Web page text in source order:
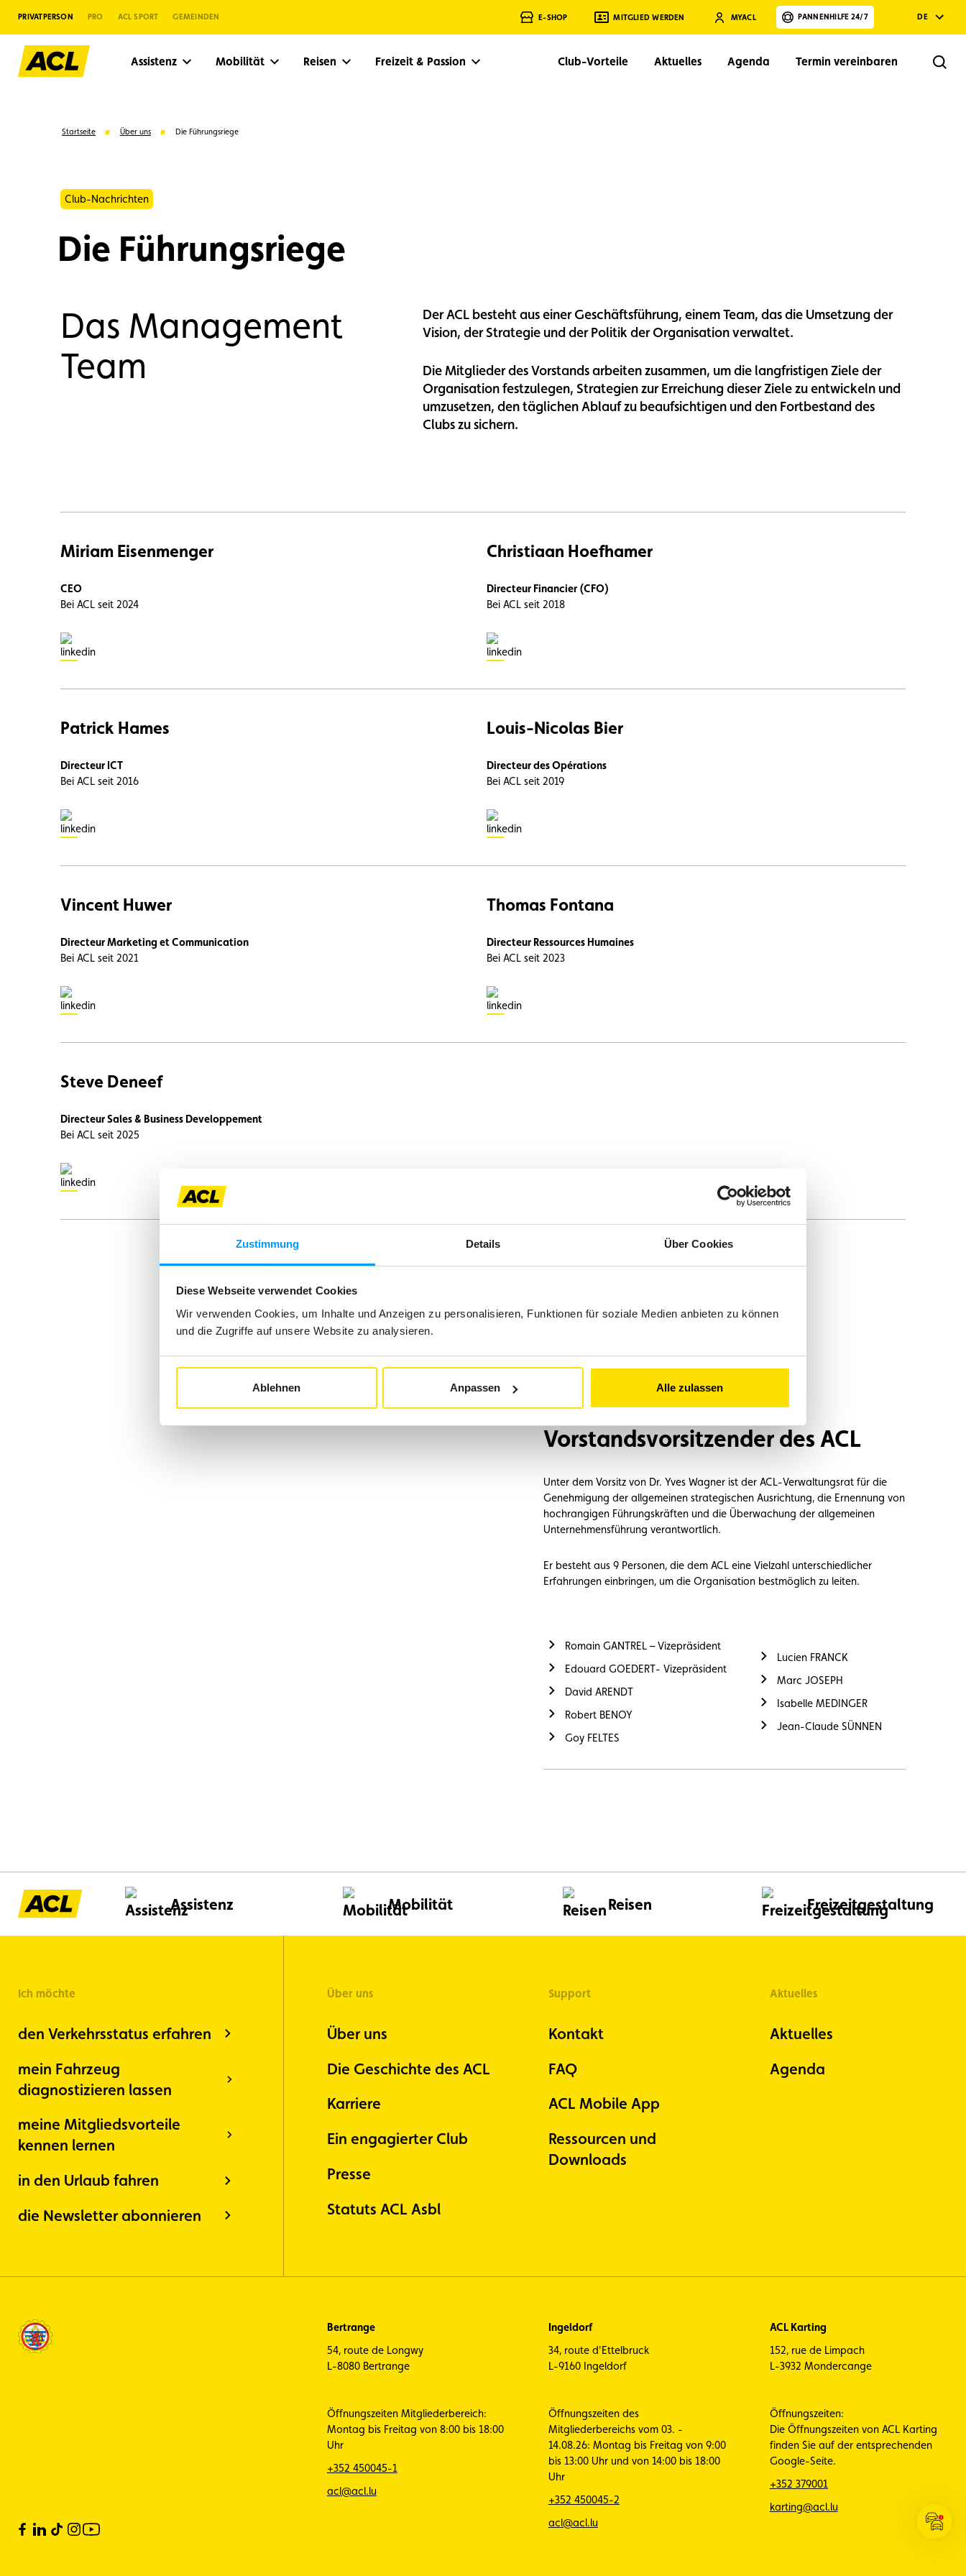
Zustimmung Details Über Cookies
Diese Webseite verwendet Cookies
Wir verwenden Cookies, um Inhalte und Anzeigen zu personalisieren, Funktionen für soziale Medien anbieten zu können
und die Zugriffe auf unsere Website zu analysieren.
Ablehnen Anpassen Alle zulassen
PRIVATPERSON PRO ACL SPORT GEMEINDEN E-SHOP MITGLIED WERDEN MYACL PANNENHILFE 24/7 DE
Assistenz Mobilität Reisen Freizeit & Passion Club-Vorteile Aktuelles Agenda Termin vereinbaren
Mitglied Mitgliedervorteile Vignetten Umweltplakette Kaufvertrag
Startseite Über uns Die Führungsriege
Club-Nachrichten
Die Führungsriege
Das Management
Team
Der ACL besteht aus einer Geschäftsführung, einem Team, das die Umsetzung der
Vision, der Strategie und der Politik der Organisation verwaltet.
Die Mitglieder des Vorstands arbeiten zusammen, um die langfristigen Ziele der
Organisation festzulegen, Strategien zur Erreichung dieser Ziele zu entwickeln und
umzusetzen, den täglichen Ablauf zu beaufsichtigen und den Fortbestand des
Clubs zu sichern.
Miriam Eisenmenger
CEO
Bei ACL seit 2024
Christiaan Hoefhamer
Directeur Financier (CFO)
Bei ACL seit 2018
Patrick Hames
Directeur ICT
Bei ACL seit 2016
Louis-Nicolas Bier
Directeur des Opérations
Bei ACL seit 2019
Vincent Huwer
Directeur Marketing et Communication
Bei ACL seit 2021
Thomas Fontana
Directeur Ressources Humaines
Bei ACL seit 2023
Steve Deneef
Directeur Sales & Business Developpement
Bei ACL seit 2025
Der Vorstand
Dr. Yves Wagner,
Vorstandsvorsitzender des ACL
Unter dem Vorsitz von Dr. Yves Wagner ist der ACL-Verwaltungsrat für die
Genehmigung der allgemeinen strategischen Ausrichtung, die Ernennung von
hochrangigen Führungskräften und die Überwachung der allgemeinen
Unternehmensführung verantwortlich.
Er besteht aus 9 Personen, die dem ACL eine Vielzahl unterschiedlicher
Erfahrungen einbringen, um die Organisation bestmöglich zu leiten.
Romain GANTREL – Vizepräsident
Edouard GOEDERT- Vizepräsident
David ARENDT
Robert BENOY
Goy FELTES
Lucien FRANCK
Marc JOSEPH
Isabelle MEDINGER
Jean-Claude SÜNNEN
Assistenz Mobilität Reisen Freizeitgestaltung
Ich möchte
den Verkehrsstatus erfahren
mein Fahrzeug
diagnostizieren lassen
meine Mitgliedsvorteile
kennen lernen
in den Urlaub fahren
die Newsletter abonnieren
Über uns
Über uns
Die Geschichte des ACL
Karriere
Ein engagierter Club
Presse
Statuts ACL Asbl
Support
Kontakt
FAQ
ACL Mobile App
Ressourcen und
Downloads
Aktuelles
Aktuelles
Agenda
Bertrange
54, route de Longwy
L-8080 Bertrange
Öffnungszeiten Mitgliederbereich:
Montag bis Freitag von 8:00 bis 18:00
Uhr
+352 450045-1
acl@acl.lu
Ingeldorf
34, route d'Ettelbruck
L-9160 Ingeldorf
Öffnungszeiten des
Mitgliederbereichs vom 03. -
14.08.26: Montag bis Freitag von 9:00
bis 13:00 Uhr und von 14:00 bis 18:00
Uhr
+352 450045-2
acl@acl.lu
ACL Karting
152, rue de Limpach
L-3932 Mondercange
Öffnungszeiten:
Die Öffnungszeiten von ACL Karting
finden Sie auf der entsprechenden
Google-Seite.
+352 379001
karting@acl.lu